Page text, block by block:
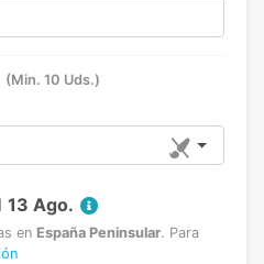
(Min. 10 Uds.)
13 Ago.
en España Peninsular. Para